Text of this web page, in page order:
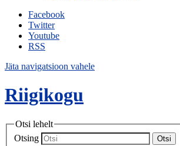
Facebook
Twitter
Youtube
RSS
Jäta navigatsioon vahele
Riigikogu
Otsi lehelt
Otsing
Otsi